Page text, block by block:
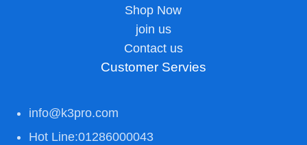
Shop Now
join us
Contact us
Customer Servies
info@k3pro.com
Hot Line:01286000043